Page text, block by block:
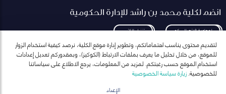
انضم لكلية محمد بن راشد للإدارة الحكومية
لمعاودة الاتصال بكم تنزيل الكتيب
انضم إلى قائمة مراسلاتنا
لتقديم محتوى يناسب اهتماماتكم، وتطوير إدارة موقع الكلية، نرصد كيفية استخدام الزوار
للموقع، من خلال تحليل ما يعرف بملفات الارتباط (الكوكيز)، وبمقدوركم تعديل إعدادات
استخدام الموقع حسب رغبتكم. لمزيد من المعلومات، يرجع الاطلاع على سياساتنا
للخصوصية.زيارة سياسة الخصوصية
الإعداد